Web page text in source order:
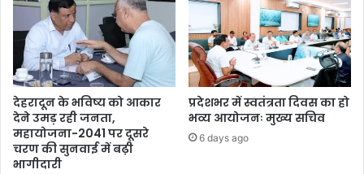
देहरादून के भविष्य को आकार
देने उमड़ रही जनता,
महायोजना-2041 पर दूसरे
चरण की सुनवाई में बढ़ी
भागीदारी
प्रदेशभर में स्वतंत्रता दिवस का हो
भव्य आयोजनः मुख्य सचिव
6 days ago